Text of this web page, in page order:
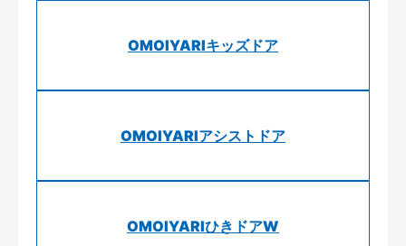
OMOIYARIキッズドア
OMOIYARIアシストドア
OMOIYARIひきドアW